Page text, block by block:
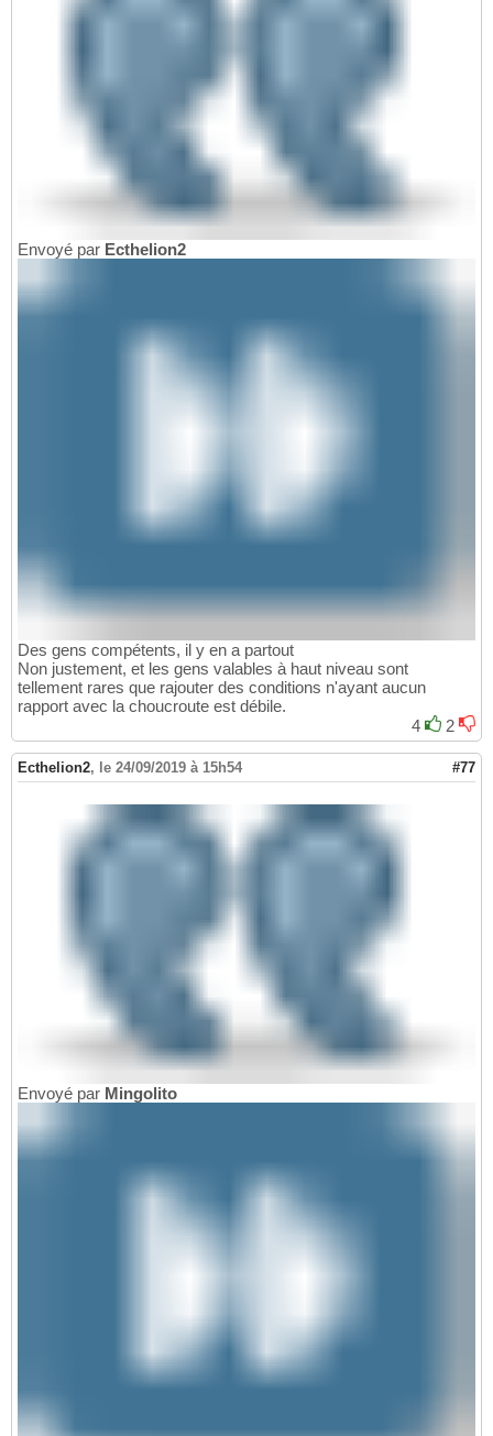
Envoyé par Ecthelion2
Des gens compétents, il y en a partout
Non justement, et les gens valables à haut niveau sont
tellement rares que rajouter des conditions n'ayant aucun
rapport avec la choucroute est débile.
4
2
Ecthelion2, le 24/09/2019 à 15h54 #77
Envoyé par Mingolito